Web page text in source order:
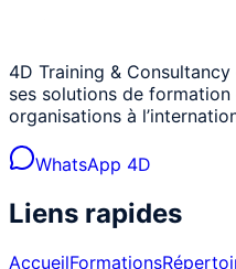
4D Training &
ses solutions de
organisations à
WhatsApp 4D
Liens rapides
AccueilFormations